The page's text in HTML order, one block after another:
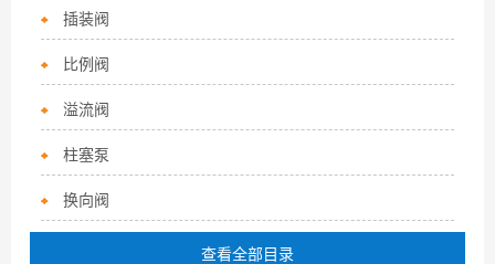
插装阀
比例阀
溢流阀
柱塞泵
换向阀
查看全部目录